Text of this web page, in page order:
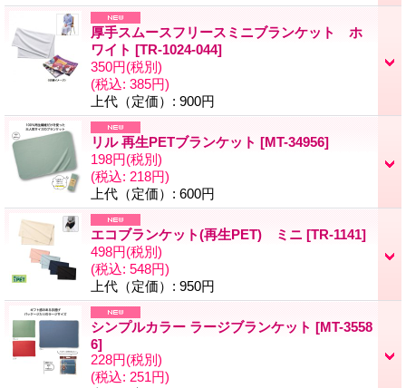
厚手スムースフリースミニブランケット ホ
ワイト [TR-1024-044]
350円(税別)
(税込: 385円)
上代（定価） : 900円
リル 再生PETブランケット [MT-34956]
198円(税別)
(税込: 218円)
上代（定価） : 600円
エコブランケット(再生PET) ミニ [TR-1141]
498円(税別)
(税込: 548円)
上代（定価） : 950円
シンプルカラー ラージブランケット [MT-3558
6]
228円(税別)
(税込: 251円)